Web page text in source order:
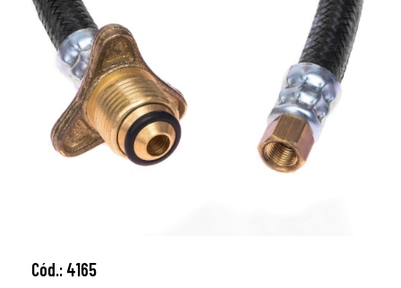
Cód.: 4165
Adicionar ao carrinho